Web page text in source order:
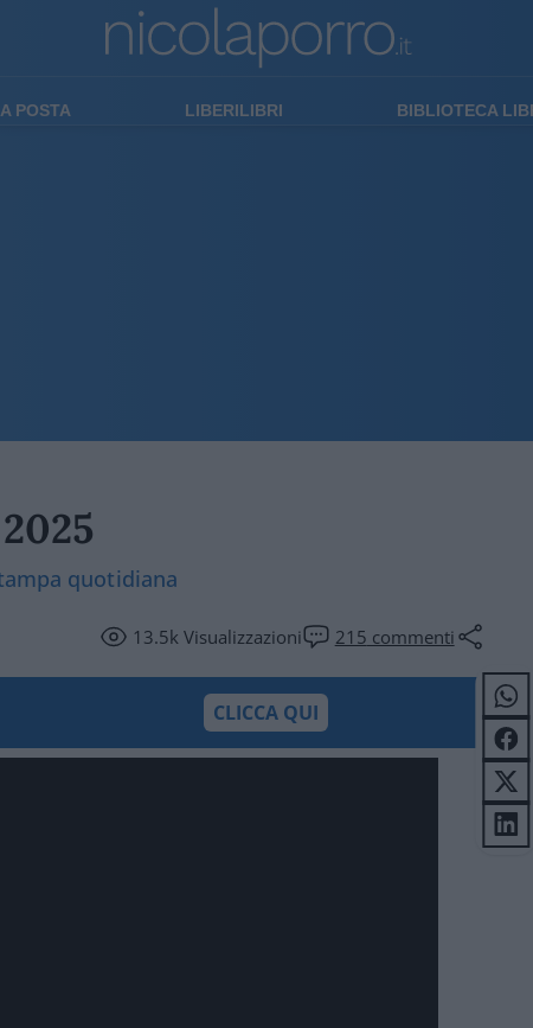
POSTA LIBERILIBRI BIBLIOTECA
quotidiana
13.5kVisualizzazioni 215 commenti
CLICCA QUI